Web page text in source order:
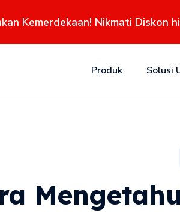
Kemerdekaan! Nikmati Diskon
Produk Solusi